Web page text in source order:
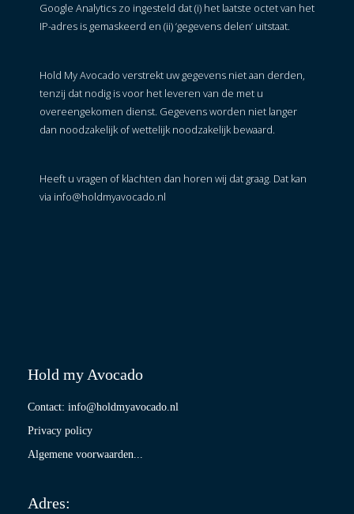
Google Analytics zo ingesteld dat (i) het laatste octet van het
IP-adres is gemaskeerd en (ii) ‘gegevens delen’ uitstaat.
Hold My Avocado verstrekt uw gegevens niet aan derden,
tenzij dat nodig is voor het leveren van de met u
overeengekomen dienst. Gegevens worden niet langer
dan noodzakelijk of wettelijk noodzakelijk bewaard.
Heeft u vragen of klachten dan horen wij dat graag. Dat kan
via info@holdmyavocado.nl
Hold my Avocado
Contact: info@holdmyavocado.nl
Privacy policy
Algemene voorwaarden...
Adres: